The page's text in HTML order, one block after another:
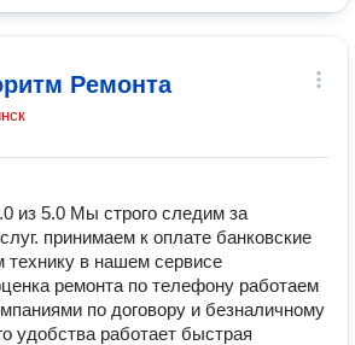
Ремонта
из 5.0 Мы строго следим за
принимаем к оплате банковские
технику в нашем сервисе
ремонта по телефону работаем
по договору и безналичному
удобства работает быстрая